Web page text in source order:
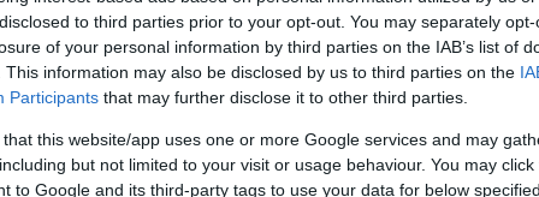
to third parties prior to your opt-out. You may separately
of your personal information by third parties on the IAB’s list of
This information may also be disclosed by us to third parties on the
Participants that may further disclose it to other third parties.
that this website/app uses one or more Google services and may
but not limited to your visit or usage behaviour. You may
to Google and its third-party tags to use your data for below
legalább
mint a
felelőssége nagyobb, mint
vagy
Mert egy könyvet le